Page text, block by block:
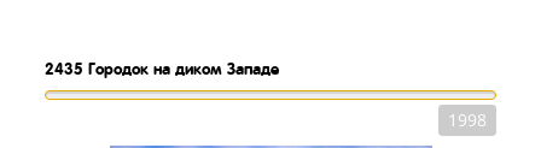
2435 Городок на диком Западе
1998